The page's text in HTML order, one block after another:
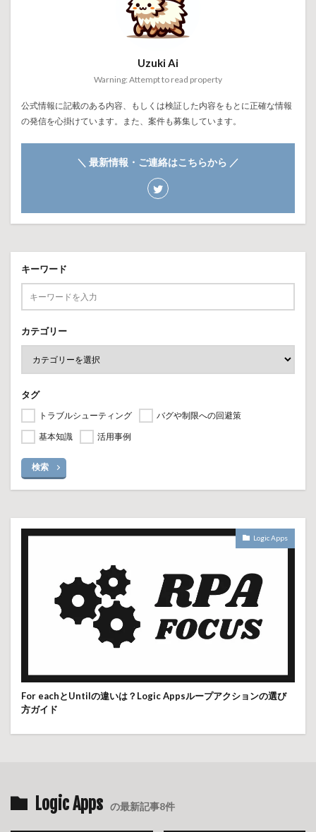
Uzuki Ai
Warning: Attempt to read property
公式情報に記載のある内容、もしくは検証した内容をもとに正確な情報
の発信を心掛けています。また、案件も募集しています。
＼ 最新情報・ご連絡はこちらから ／
キーワード
カテゴリー
タグ
トラブルシューティング
バグや制限への回避策
基本知識
活用事例
検索
Logic Apps
For eachとUntilの違いは？Logic Appsループアクションの選び
方ガイド
Logic Apps の最新記事8件